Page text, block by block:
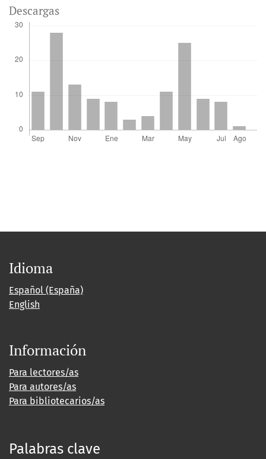
Descargas
Idioma
Español (España)
English
Información
Para lectores/as
Para autores/as
Para bibliotecarios/as
Palabras clave